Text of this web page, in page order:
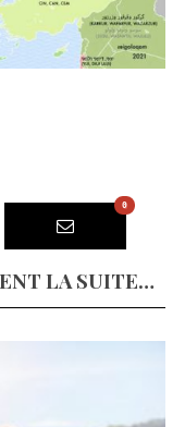
0
LA SUITE…